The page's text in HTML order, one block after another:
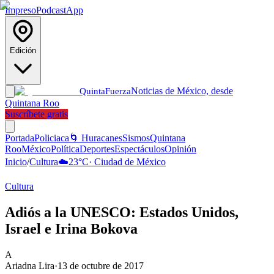
ImpresoPodcastApp
Edición
QuintaFuerzaNoticias de México, desde
Quintana Roo
Suscríbete gratis
PortadaPoliciaca 🌀 HuracanesSismosQuintana
RooMéxicoPolíticaDeportesEspectáculosOpinión
Inicio/Cultura☁️23°C· Ciudad de México
Cultura
Adiós a la UNESCO: Estados Unidos,
Israel e Irina Bokova
A
Ariadna Lira·13 de octubre de 2017